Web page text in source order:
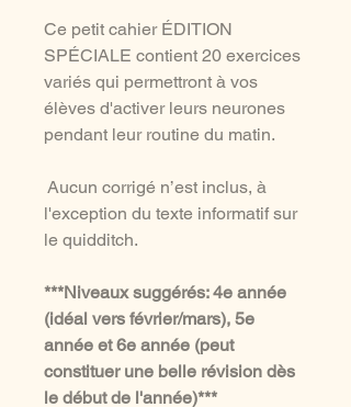
Ce petit cahier ÉDITION
SPÉCIALE contient 20 exercices
variés qui permettront à vos
élèves d'activer leurs neurones
pendant leur routine du matin.
Aucun corrigé n’est inclus, à
l'exception du texte informatif sur
le quidditch.
***Niveaux suggérés: 4e année
(idéal vers février/mars), 5e
année et 6e année (peut
constituer une belle révision dès
le début de l'année)***